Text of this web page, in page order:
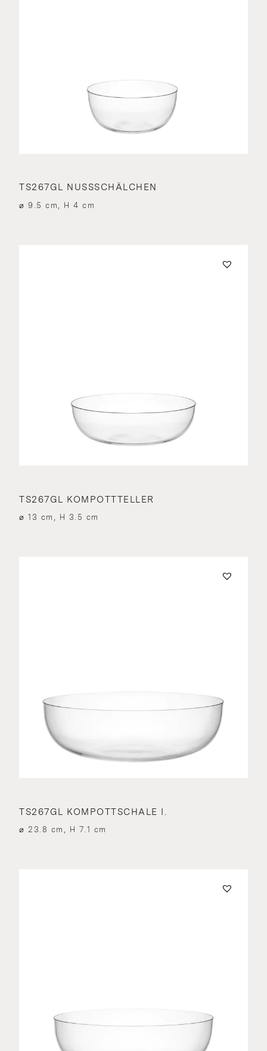
TS267GL NUSSSCHÄLCHEN
⌀ 9.5 cm, H 4 cm
TS267GL KOMPOTTTELLER
⌀ 13 cm, H 3.5 cm
TS267GL KOMPOTTSCHALE I.
⌀ 23.8 cm, H 7.1 cm